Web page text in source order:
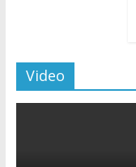
Video